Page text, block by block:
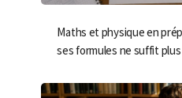
Maths et physique en
ses formules ne suffit plus